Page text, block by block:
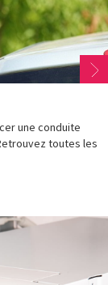
une conduite
toutes les